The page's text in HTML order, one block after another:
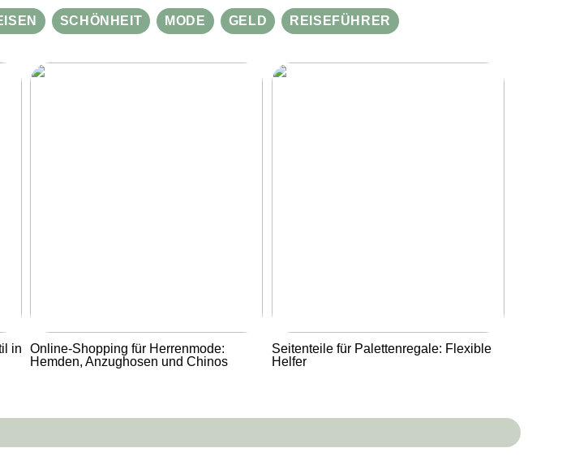
SCHÖNHEIT MODE GELD REISEFÜHRER
in
Online-Shopping für Herrenmode:
Hemden, Anzughosen und Chinos
Seitenteile für Palettenregale: Flexible
Helfer